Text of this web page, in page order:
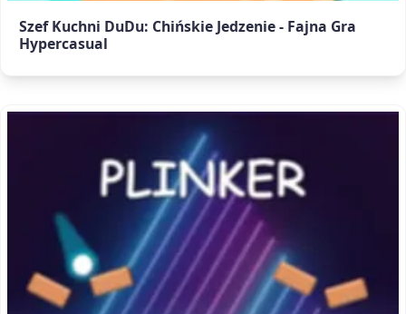
Szef Kuchni DuDu: Chińskie Jedzenie - Fajna Gra
Hypercasual